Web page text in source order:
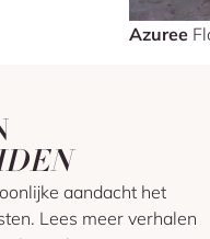
Azuree
aandacht het
Lees meer verhalen